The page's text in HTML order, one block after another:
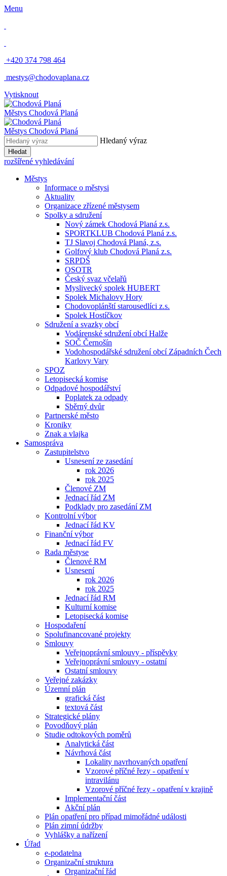
Menu
+420 374 798 464
mestys@chodovaplana.cz
Vytisknout
Městys Chodová Planá
Městys Chodová Planá
Hledaný výraz
Hledat
rozšířené vyhledávání
Městys
Informace o městysi
Aktuality
Organizace zřízené městysem
Spolky a sdružení
Nový zámek Chodová Planá z.s.
SPORTKLUB Chodová Planá z.s.
TJ Slavoj Chodová Planá, z.s.
Golfový klub Chodová Planá z.s.
SRPDŠ
OSOTR
Český svaz včelařů
Myslivecký spolek HUBERT
Spolek Michalovy Hory
Chodovoplánští starousedlíci z.s.
Spolek Hostíčkov
Sdružení a svazky obcí
Vodárenské sdružení obcí Halže
SOČ Černošín
Vodohospodářské sdružení obcí Západních Čech
Karlovy Vary
SPOZ
Letopisecká komise
Odpadové hospodářství
Poplatek za odpady
Sběrný dvůr
Partnerské město
Kroniky
Znak a vlajka
Samospráva
Zastupitelstvo
Usnesení ze zasedání
rok 2026
rok 2025
Členové ZM
Jednací řád ZM
Podklady pro zasedání ZM
Kontrolní výbor
Jednací řád KV
Finanční výbor
Jednací řád FV
Rada městyse
Členové RM
Usnesení
rok 2026
rok 2025
Jednací řád RM
Kulturní komise
Letopisecká komise
Hospodaření
Spolufinancované projekty
Smlouvy
Veřejnoprávní smlouvy - příspěvky
Veřejnoprávní smlouvy - ostatní
Ostatní smlouvy
Veřejné zakázky
Územní plán
grafická část
textová část
Strategické plány
Povodňový plán
Studie odtokových poměrů
Analytická část
Návrhová část
Lokality navrhovaných opatření
Vzorové příčné řezy - opatření v
intravilánu
Vzorové příčné řezy - opatření v krajině
Implementační část
Akční plán
Plán opatření pro případ mimořádné události
Plán zimní údržby
Vyhlášky a nařízení
Úřad
e-podatelna
Organizační struktura
Organizační řád